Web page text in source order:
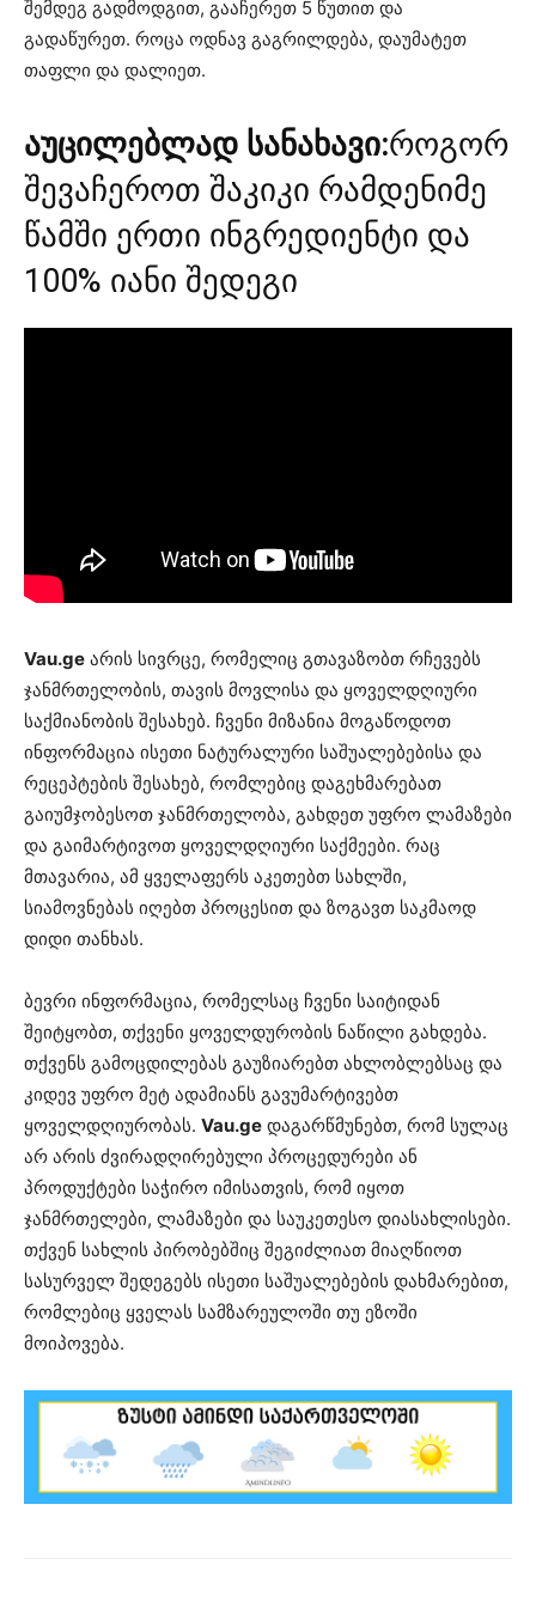
შემდეგ გადმოდგით, გააჩერეთ 5 წუთით და
გადაწურეთ. როცა ოდნავ გაგრილდება, დაუმატეთ
თაფლი და დალიეთ.
აუცილებლად სანახავი:როგორ
შევაჩეროთ შაკიკი რამდენიმე
წამში ერთი ინგრედიენტი და
100% იანი შედეგი
Vau.ge არის სივრცე, რომელიც გთავაზობთ რჩევებს
ჯანმრთელობის, თავის მოვლისა და ყოველდღიური
საქმიანობის შესახებ. ჩვენი მიზანია მოგაწოდოთ
ინფორმაცია ისეთი ნატურალური საშუალებებისა და
რეცეპტების შესახებ, რომლებიც დაგეხმარებათ
გაიუმჯობესოთ ჯანმრთელობა, გახდეთ უფრო ლამაზები
და გაიმარტივოთ ყოველდღიური საქმეები. რაც
მთავარია, ამ ყველაფერს აკეთებთ სახლში,
სიამოვნებას იღებთ პროცესით და ზოგავთ საკმაოდ
დიდი თანხას.
ბევრი ინფორმაცია, რომელსაც ჩვენი საიტიდან
შეიტყობთ, თქვენი ყოველდურობის ნაწილი გახდება.
თქვენს გამოცდილებას გაუზიარებთ ახლობლებსაც და
კიდევ უფრო მეტ ადამიანს გავუმარტივებთ
ყოველდღიურობას. Vau.ge დაგარწმუნებთ, რომ სულაც
არ არის ძვირადღირებული პროცედურები ან
პროდუქტები საჭირო იმისათვის, რომ იყოთ
ჯანმრთელები, ლამაზები და საუკეთესო დიასახლისები.
თქვენ სახლის პირობებშიც შეგიძლიათ მიაღწიოთ
სასურველ შედეგებს ისეთი საშუალებების დახმარებით,
რომლებიც ყველას სამზარეულოში თუ ეზოში
მოიპოვება.